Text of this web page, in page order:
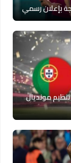
بإعلان رسمي
مونديال